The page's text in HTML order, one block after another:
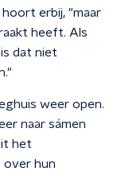
hoort erbij, "maar
heeft. Als
dat niet
weer open.
naar sámen
het
over hun